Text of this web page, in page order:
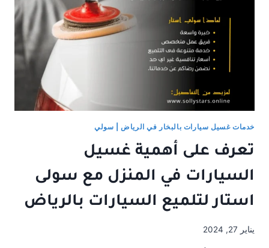
خدمات غسيل سيارات بالبخار في الرياض | سولي
تعرف على أهمية غسيل
السيارات في المنزل مع سولى
استار لتلميع السيارات بالرياض
يناير 27, 2024